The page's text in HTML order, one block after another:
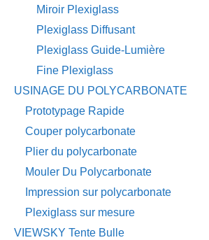
Miroir Plexiglass
Plexiglass Diffusant
Plexiglass Guide-Lumière
Fine Plexiglass
USINAGE DU POLYCARBONATE
Prototypage Rapide
Couper polycarbonate
Plier du polycarbonate
Mouler Du Polycarbonate
Impression sur polycarbonate
Plexiglass sur mesure
VIEWSKY Tente Bulle